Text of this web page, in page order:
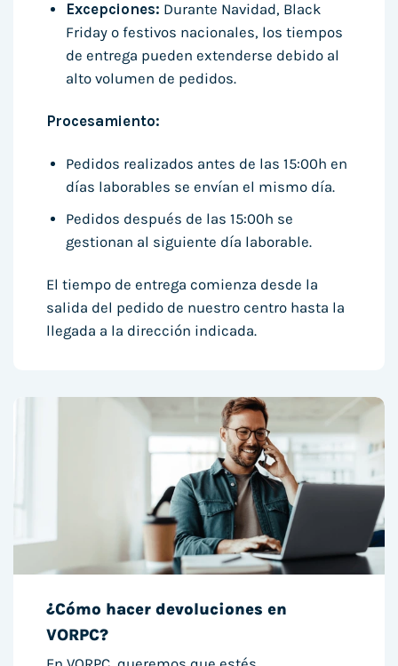
Excepciones: Durante Navidad, Black
Friday o festivos nacionales, los tiempos
de entrega pueden extenderse debido al
alto volumen de pedidos.
Procesamiento:
Pedidos realizados antes de las 15:00h en
días laborables se envían el mismo día.
Pedidos después de las 15:00h se
gestionan al siguiente día laborable.
El tiempo de entrega comienza desde la
salida del pedido de nuestro centro hasta la
llegada a la dirección indicada.
¿Cómo hacer devoluciones en
VORPC?